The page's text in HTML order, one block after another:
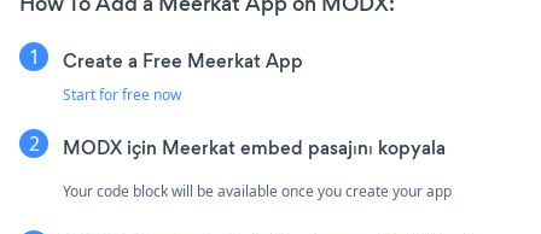
Create a Free Meerkat App
Start for free now
MODX için Meerkat embed pasajını kopyala
Your code block will be available once you create your app